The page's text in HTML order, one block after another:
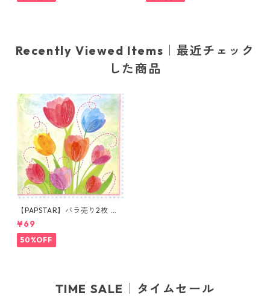
Recently Viewed Items｜最近チェック
した商品
【PAPSTAR】バラ売り2枚 ラ
ンチサイズ ペーパーナプキン
Tulip Bouquet グリーンxピン
ク
¥69
50%OFF
TIME SALE｜タイムセール